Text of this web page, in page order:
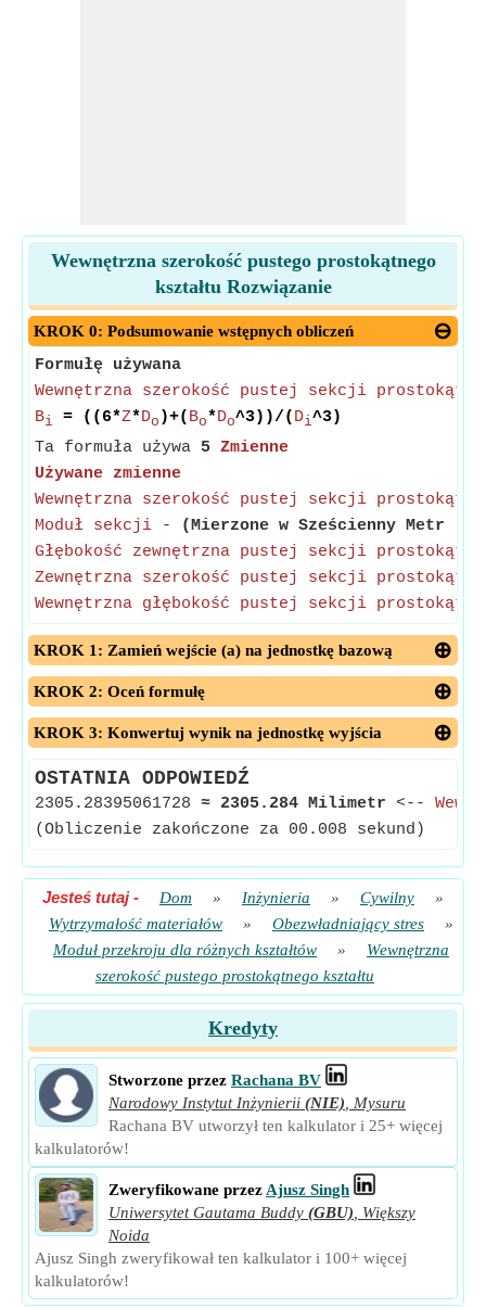
Wewnętrzna szerokość pustego prostokątnego
kształtu Rozwiązanie
KROK 0: Podsumowanie wstępnych obliczeń
Formułę używana
Wewnętrzna szerokość pustej sekcji
Bi = ((6*Z*Do )+( Bo*Do^3))/( Di^3)
Ta formuła używa 5 Zmienne
Używane zmienne
Wewnętrzna szerokość pustej sekcji
Moduł sekcji - (Mierzone w Sześcienny Metr )
Głębokość zewnętrzna pustej sekcji
Zewnętrzna szerokość pustej sekcji
Wewnętrzna głębokość pustej sekcji
KROK 1: Zamień wejście (a) na jednostkę bazową
KROK 2: Oceń formułę
KROK 3: Konwertuj wynik na jednostkę wyjścia
OSTATNIA ODPOWIEDŹ
2305.28395061728 ≈ 2305.284 Milimetr <--
(Obliczenie zakończone za 00.008 sekund)
Jesteś tutaj- Dom » Inżynieria » Cywilny
»
Wytrzymałość materiałów
» Obezwładniający stres
»
Moduł przekroju dla różnych kształtów
»
Wewnętrzna
szerokość pustego prostokątnego kształtu
Kredyty
Stworzone przez Rachana BV
Narodowy Instytut Inżynierii (NIE)
Mysuru
Rachana BV utworzył ten kalkulator i 25+ więcej
kalkulatorów!
Zweryfikowane przez Ajusz Singh
Uniwersytet Gautama Buddy (GBU)
Większy
Noida
Ajusz Singh zweryfikował ten kalkulator i 100+ więcej
kalkulatorów!